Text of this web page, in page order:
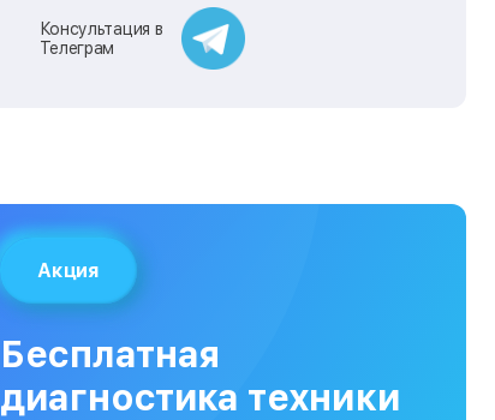
от 40 мин
от 40 мин
от 120 мин
Консультация в
Телеграм
Акция
Бесплатная
диагностика техники